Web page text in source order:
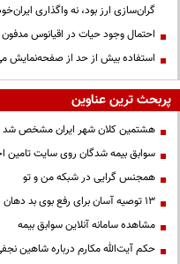
گران‌سازی ارز بود، نه واگذاری
احتمال وجود حیات در اقیانوس مدفون
استفاده بیش از حد از صفحه‌نمایش
پربحث ترین عناوین
هشتمین کلان شهر ایران مشخص شد
سوابق بیمه شدگان روی سایت تامین
همجنس گرایی در شبکه من و تو
13 توصیه آسان برای رفع بوی بد دهان
مشاهده سامانه آنلاين سوابق بیمه
حكم آيت‌الله مكارم درباره شاهين